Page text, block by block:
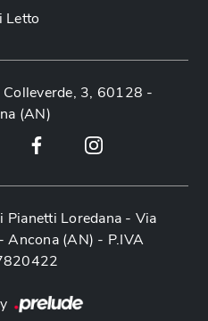
Letto
3, 60128 -
(AN)
Loredana - Via
Ancona (AN) - P.IVA